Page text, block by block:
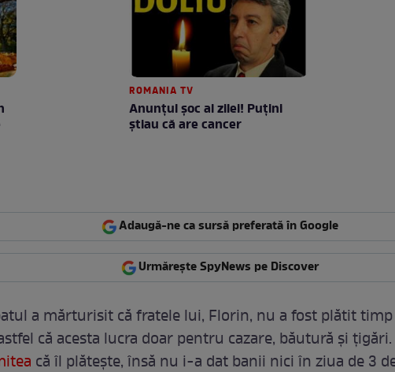
ROMANIA TV
Anunţul şoc al zilei! Puţini
ştiau că are cancer
Adaugă-ne ca sursă preferată în Google
Urmărește SpyNews pe Discover
a mărturisit că fratele lui, Florin, nu a fost plătit timp
că acesta lucra doar pentru cazare, băutură și țigări.
că îl plătește, însă nu i-a dat banii nici în ziua de 3